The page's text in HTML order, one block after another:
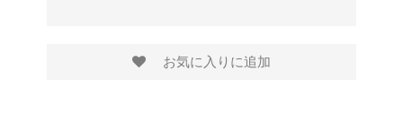
お気に入りに追加